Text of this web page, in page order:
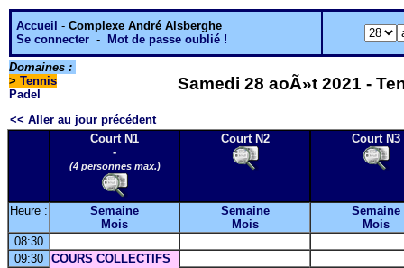
Accueil - Complexe André Alsberghe
Se connecter - Mot de passe oublié !
Domaines :
> Tennis
Padel
Samedi 28 aoÃ»t 2021 -
<< Aller au jour précédent
Court N1
-
(4 personnes max.)
Court N2 Court N3
Heure :
Semaine
Mois
Semaine
Mois
Semaine
Mois
08:30
09:30 COURS COLLECTIFS